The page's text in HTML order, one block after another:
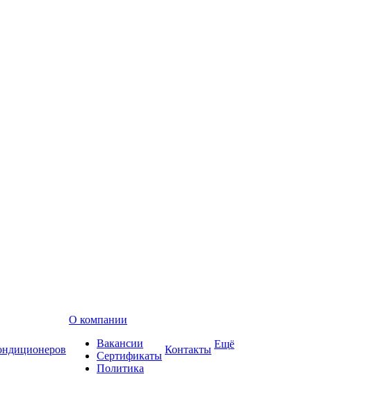
О компании
Вакансии
Сертификаты
Политика
Контакты Ещё